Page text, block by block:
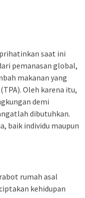
saat ini
pemanasan global,
makanan yang
Oleh karena itu,
demi
dibutuhkan.
baik individu maupun
rumah asal
kehidupan